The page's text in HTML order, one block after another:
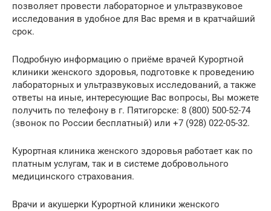
позволяет провести лабораторное и ультразвуковое
исследования в удобное для Вас время и в кратчайший
срок.
Подробную информацию о приёме врачей Курортной
клиники женского здоровья, подготовке к проведению
лабораторных и ультразвуковых исследований, а также
ответы на иные, интересующие Вас вопросы, Вы можете
получить по телефону в г. Пятигорске: 8 (800) 500-52-74
(звонок по России бесплатный) или +7 (928) 022-05-32.
Курортная клиника женского здоровья работает как по
платным услугам, так и в системе добровольного
медицинского страхования.
Врачи и акушерки Курортной клиники женского